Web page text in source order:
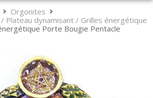
Orgonites
Plateau dynamisant / Grilles énergétique
Porte Bougie Pentacle